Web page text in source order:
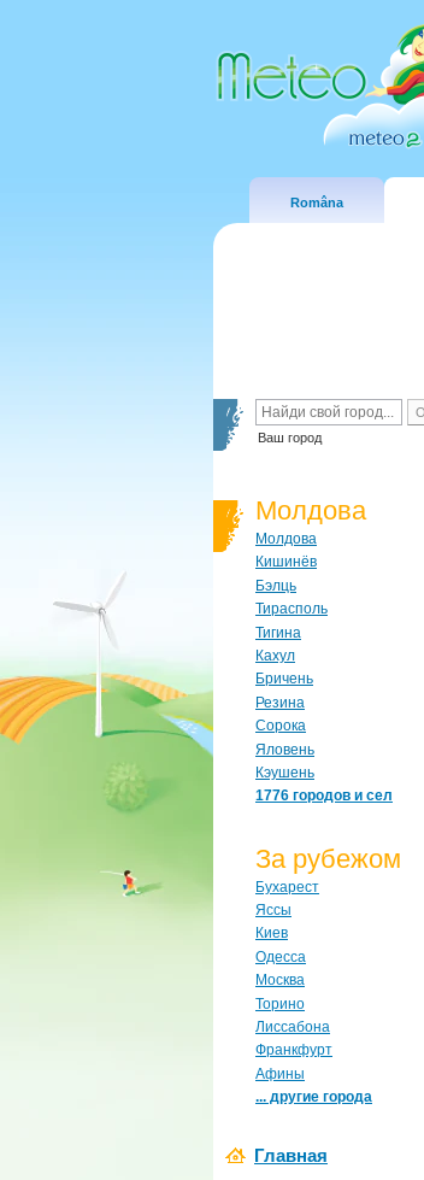
Româna
Ваш город
Молдова
Молдова
Кишинёв
Бэлць
Тирасполь
Тигина
Кахул
Бричень
Резина
Сорока
Яловень
Кэушень
1776 городов и сел
За рубежом
Бухарест
Яссы
Киев
Одесса
Москва
Торино
Лиссабона
Франкфурт
Афины
... другие города
Главная